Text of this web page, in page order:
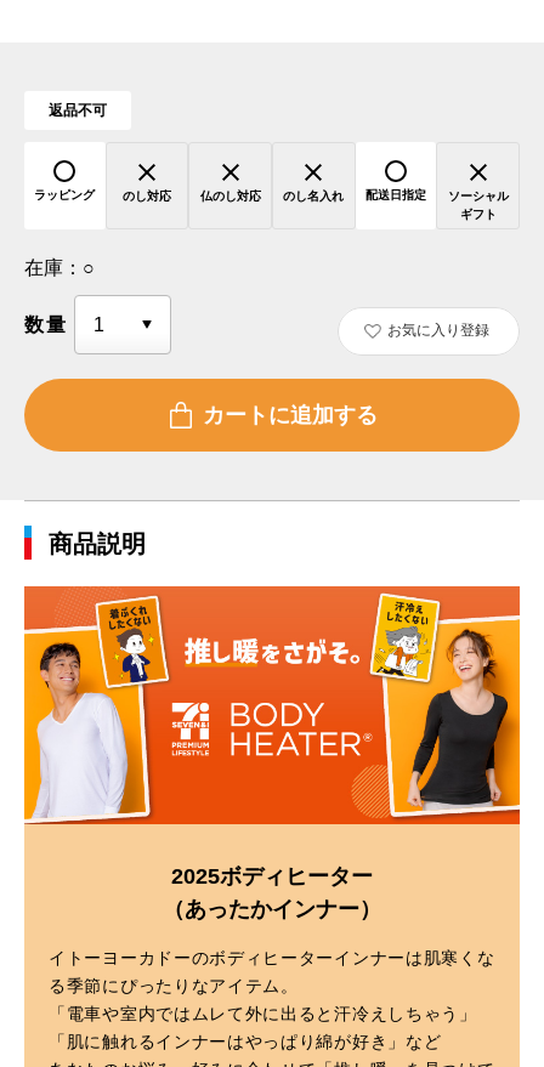
返品不可
ラッピング のし対応 仏のし対応 のし名入れ 配送日指定
ソーシャル
ギフト
在庫： ○
数量 お気に入り登録
商品説明
2025ボディヒーター
（あったかインナー）
イトーヨーカドーのボディヒーターインナーは肌寒くな
る季節にぴったりなアイテム。
「電車や室内ではムレて外に出ると汗冷えしちゃう」
「肌に触れるインナーはやっぱり綿が好き」など